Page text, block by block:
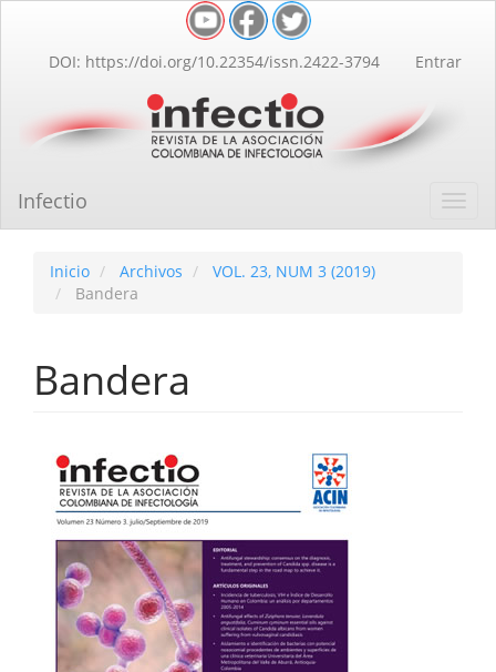
Contenido
principal
lateral
DOI: https://doi.org/10.22354/issn.2422-3794 Entrar
Infectio
Inicio Archivos
VOL. 23, NUM 3 (2019)
Bandera
Bandera
Barra
lateral
del
artículo